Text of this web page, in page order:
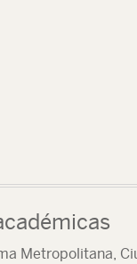
Metropolitana,